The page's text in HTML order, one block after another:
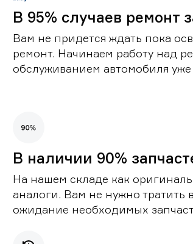
В 95% случаев ремонт
Вам не придется ждать пока
ремонт. Начинаем работу над
обслуживанием автомобиля
В наличии 90%
На нашем складе как
аналоги. Вам не нужно тратить
ожидание необходимых